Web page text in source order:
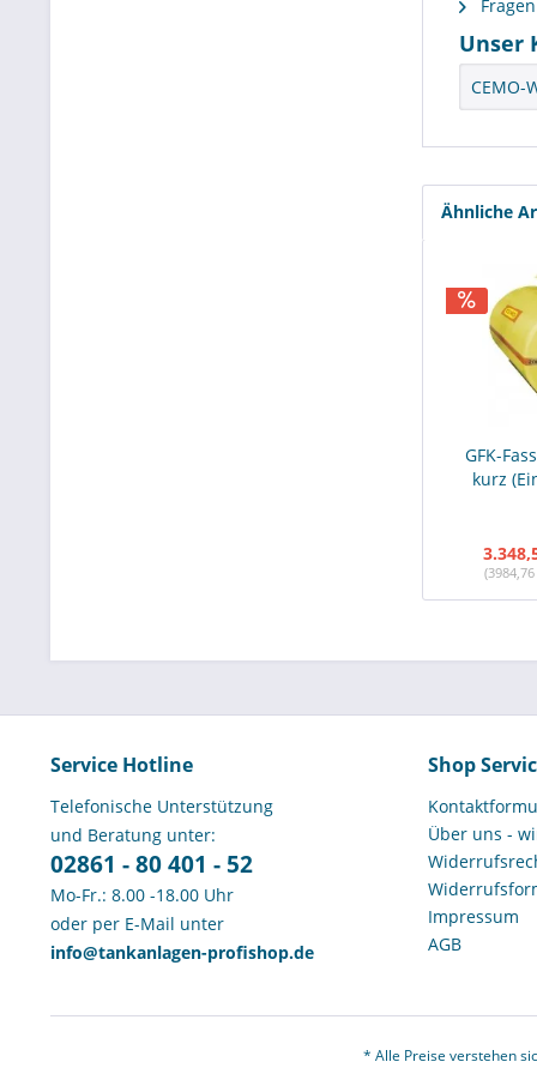
Unser
CEMO-
Ähnliche
GFK-
kurz
Service Hotline
Telefonische Unterstützung
und Beratung unter:
02861 - 80 401 - 52
Mo-Fr.: 8.00 -18.00 Uhr
oder per E-Mail unter
info@tankanlagen-profishop.de
Shop
Über uns -
Impressum
AGB
* Alle Preise verstehen